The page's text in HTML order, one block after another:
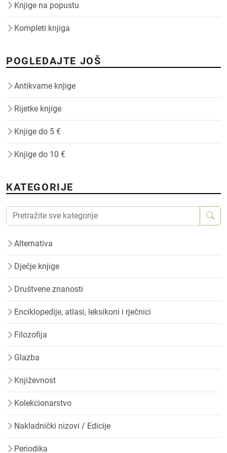
Knjige na popustu
Kompleti knjiga
POGLEDAJTE JOŠ
Antikvarne knjige
Rijetke knjige
Knjige do 5 €
Knjige do 10 €
KATEGORIJE
Alternativa
Dječje knjige
Društvene znanosti
Enciklopedije, atlasi, leksikoni i rječnici
Filozofija
Glazba
Književnost
Kolekcionarstvo
Nakladnički nizovi / Edicije
Periodika